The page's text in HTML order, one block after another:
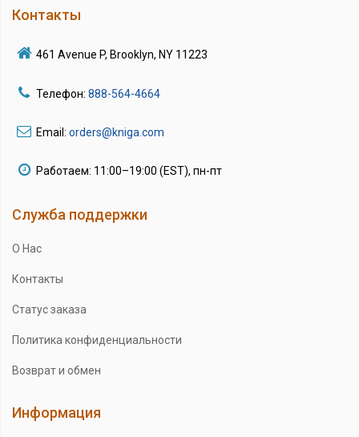
Контакты
461 Avenue P, Brooklyn, NY 11223
Телефон: 888-564-4664
Email: orders@kniga.com
Работаем: 11:00–19:00 (EST), пн-пт
Служба поддержки
О Нас
Контакты
Статус заказа
Политика конфиденциальности
Возврат и обмен
Информация